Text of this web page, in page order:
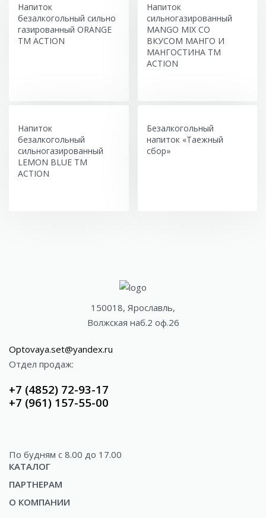
Напиток
безалкогольный сильно
газированный ORANGE
ТМ ACTION
Напиток
сильногазированный
MANGO MIX СО
ВКУСОМ МАНГО И
МАНГОСТИНА ТМ
ACTION
Напиток
безалкогольный
сильногазированный
LEMON BLUE ТМ
ACTION
Безалкогольный
напиток «Таежный
сбор»
150018, Ярославль,
Волжская наб.2 оф.26
Optovaya.set@yandex.ru
Отдел продаж:
+7 (4852) 72-93-17
+7 (961) 157-55-00
По будням c 8.00 до 17.00
КАТАЛОГ
Акции
Газированные напитки
ПАРТНЕРАМ
Доставка
О КОМПАНИИ